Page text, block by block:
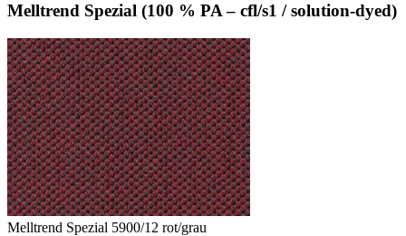
Melltrend Spezial (100 % PA – cfl/s1 / solution-dyed)
Melltrend Spezial 5900/12 rot/grau